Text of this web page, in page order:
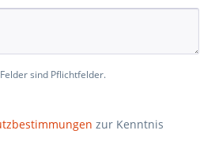
sind Pflichtfelder.
zur Kenntnis